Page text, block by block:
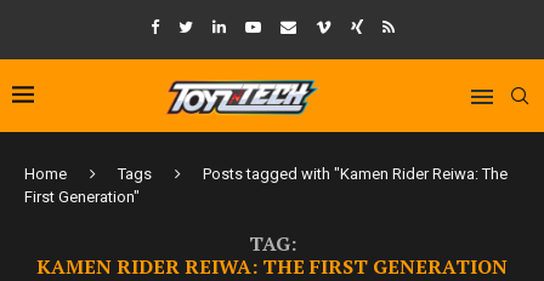
Home Tags
Posts tagged with "Kamen Rider Reiwa: The
First Generation"
TAG:
KAMEN RIDER REIWA: THE FIRST GENERATION